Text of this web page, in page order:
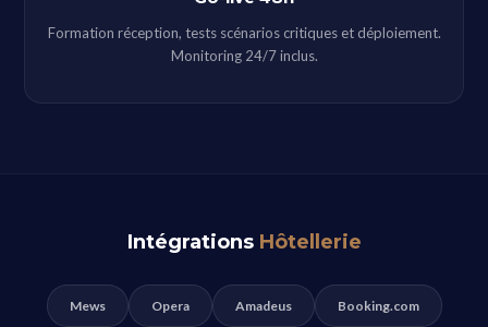
Formation réception, tests scénarios critiques et déploiement.
Monitoring 24/7 inclus.
Intégrations Hôtellerie
Mews Opera Amadeus Booking.com